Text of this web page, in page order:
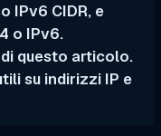
IPv6 CIDR, e
o IPv6.
questo articolo.
su indirizzi IP e